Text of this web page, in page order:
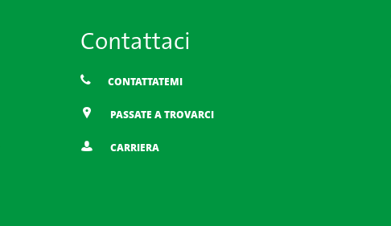
Contattaci
CONTATTATEMI
PASSATE A TROVARCI
CARRIERA